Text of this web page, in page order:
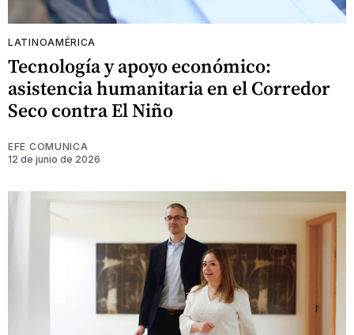
LATINOAMÉRICA
Tecnología y apoyo económico:
asistencia humanitaria en el Corredor
Seco contra El Niño
EFE COMUNICA
12 de junio de 2026